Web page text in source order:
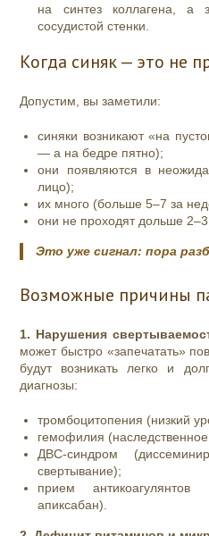
на синтез коллагена,
сосудистой стенки.
Когда синяк — это не
Допустим, вы заметили:
синяки возникают «на
— а на бедре пятно);
они появляются в
лицо);
их много (больше 5–7 за
они не проходят дольше 2–3
Это уже сигнал: пора
Возможные причины
1. Нарушения
может быстро «запечатать»
будут возникать легко и
диагнозы:
тромбоцитопения (низкий
гемофилия
ДВС‑синдром
свертывание);
прием антикоагулянтов
апиксабан).